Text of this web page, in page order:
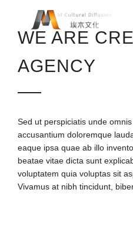
WE ARE
AGENCY
Sed ut perspiciatis unde
accusantium doloremque
eaque ipsa quae ab illo
beatae vitae dicta sunt
voluptatem quia voluptas sit
Vivamus at nibh tincidunt,